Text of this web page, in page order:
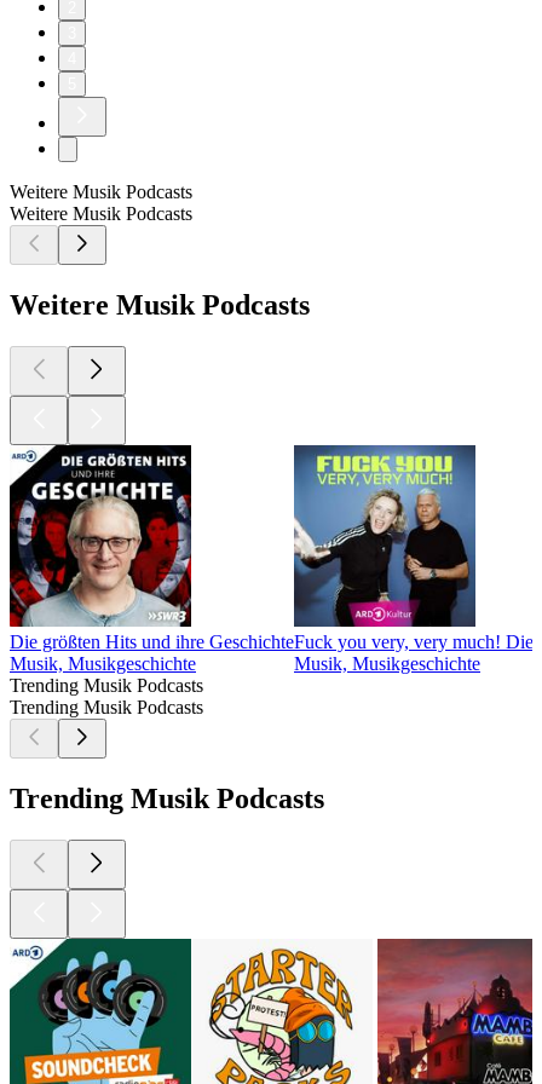
Weitere Musik Podcasts
Weitere Musik Podcasts
Weitere Musik Podcasts
Die größten Hits und ihre Geschichte
Musik, Musikgeschichte
Fuck you very, very much! Die
Musik, Musikgeschichte
Trending Musik Podcasts
Trending Musik Podcasts
Trending Musik Podcasts